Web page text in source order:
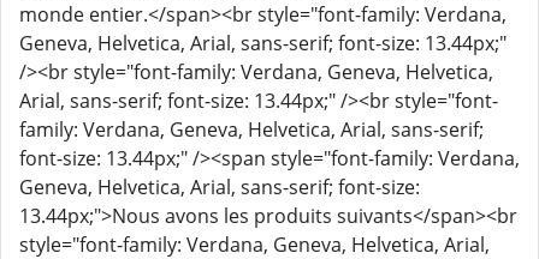
monde entier.</span><br style="font-family: Verdana,
Geneva, Helvetica, Arial, sans-serif; font-size: 13.44px;"
/><br style="font-family: Verdana, Geneva, Helvetica,
Arial, sans-serif; font-size: 13.44px;" /><br style="font-
family: Verdana, Geneva, Helvetica, Arial, sans-serif;
font-size: 13.44px;" /><span style="font-family: Verdana,
Geneva, Helvetica, Arial, sans-serif; font-size:
13.44px;">Nous avons les produits suivants</span><br
style="font-family: Verdana, Geneva, Helvetica, Arial,